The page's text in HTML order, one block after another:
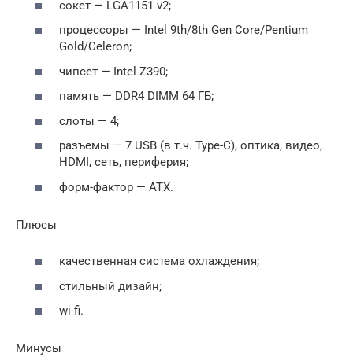
сокет — LGA1151 v2;
процессоры — Intel 9th/8th Gen Core/Pentium
Gold/Celeron;
чипсет — Intel Z390;
память — DDR4 DIMM 64 ГБ;
слоты — 4;
разъемы — 7 USB (в т.ч. Type-C), оптика, видео,
HDMI, сеть, периферия;
форм-фактор — ATX.
Плюсы
качественная система охлаждения;
стильный дизайн;
wi-fi.
Минусы